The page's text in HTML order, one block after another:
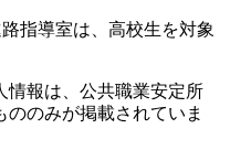
指導室は、高校生を対象
情報は、公共職業安定所
ののみが掲載されていま